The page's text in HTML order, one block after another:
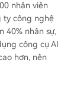
nhân viên
ty công nghệ
40% nhân sự,
công cụ AI
hơn, nên